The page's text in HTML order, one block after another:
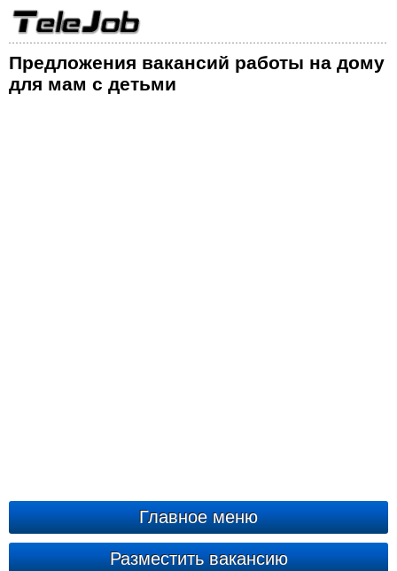
Предложения вакансий работы на дому
для мам с детьми
Главное меню
Разместить вакансию